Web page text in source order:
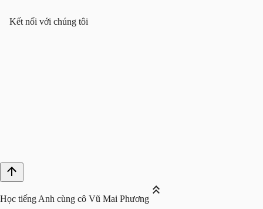
Kết nối với chúng tôi
Học tiếng Anh cùng cô Vũ Mai Phương